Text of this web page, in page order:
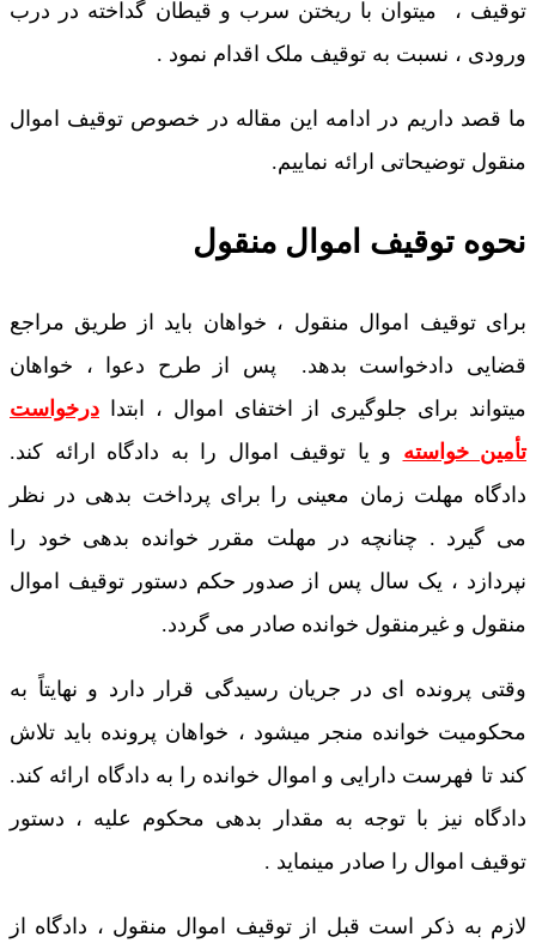
توقیف ، میتوان با ریختن سرب و قیطان گداخته در درب
ورودی ، نسبت به توقیف ملک اقدام نمود .
ما قصد داریم در ادامه این مقاله در خصوص توقیف اموال
منقول توضیحاتی ارائه نماییم.
نحوه توقیف اموال منقول
برای توقیف اموال منقول ، خواهان باید از طریق مراجع
قضایی دادخواست بدهد. پس از طرح دعوا ، خواهان
میتواند برای جلوگیری از اختفای اموال ، ابتدا درخواست
تأمین خواسته و یا توقیف اموال را به دادگاه ارائه کند.
دادگاه مهلت زمان معینی را برای پرداخت بدهی در نظر
می گیرد . چنانچه در مهلت مقرر خوانده بدهی خود را
نپردازد ، یک سال پس از صدور حکم دستور توقیف اموال
منقول و غیرمنقول خوانده صادر می گردد.
وقتی پرونده ای در جریان رسیدگی قرار دارد و نهایتاً به
محکومیت خوانده منجر میشود ، خواهان پرونده باید تلاش
کند تا فهرست دارایی و اموال خوانده را به دادگاه ارائه کند.
دادگاه نیز با توجه به مقدار بدهی محکوم علیه ، دستور
توقیف اموال را صادر مینماید .
لازم به ذکر است قبل از توقیف اموال منقول ، دادگاه از